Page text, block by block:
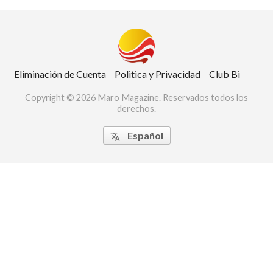
Eliminación de Cuenta Politica y Privacidad Club Bi
Copyright © 2026 Maro Magazine. Reservados todos los
derechos.
 Español